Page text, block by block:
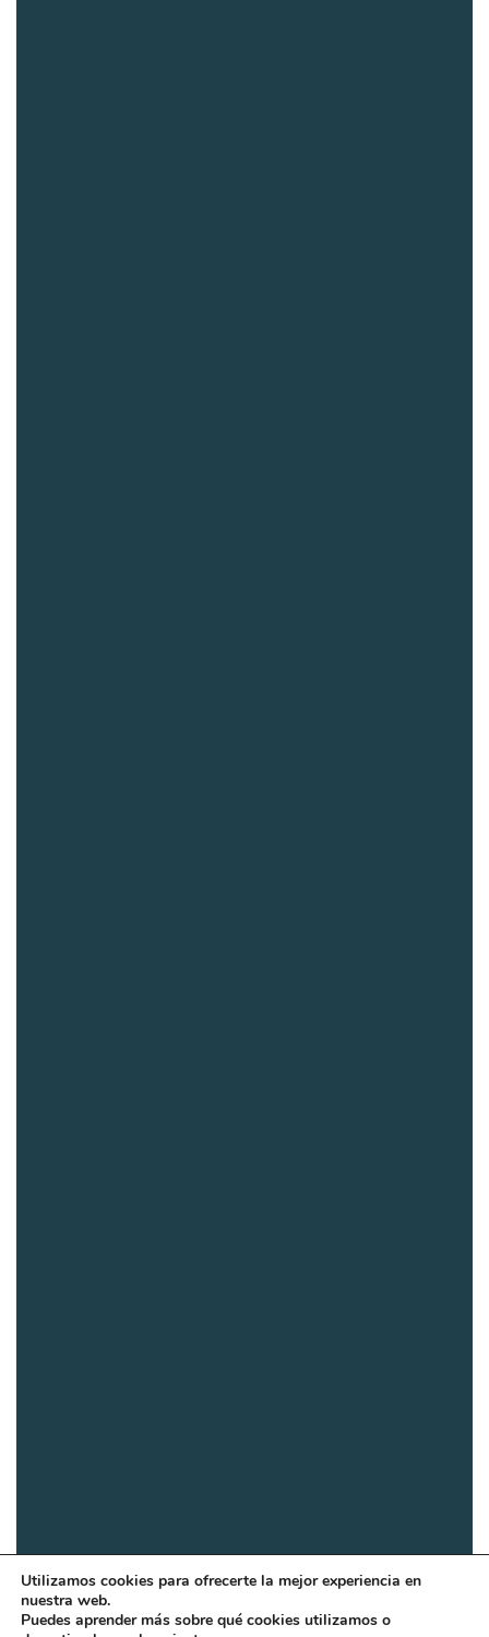
Utilizamos cookies para ofrecerte la mejor experiencia en
nuestra web.
Puedes aprender más sobre qué cookies utilizamos o